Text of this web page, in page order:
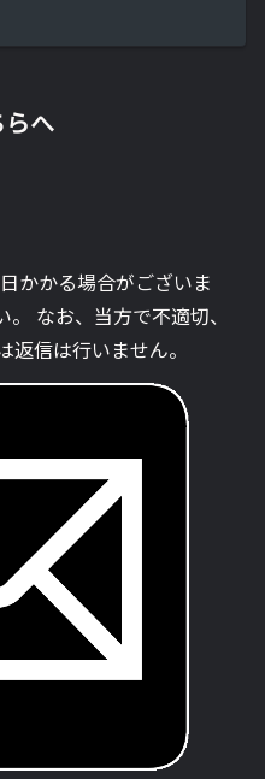
へ
かかる場合がございま
なお、当方で不適切、
信は行いません。